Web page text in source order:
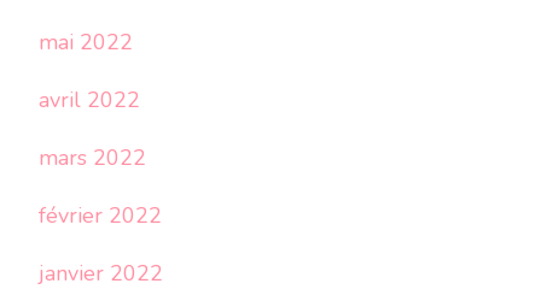
mai 2022
avril 2022
mars 2022
février 2022
janvier 2022